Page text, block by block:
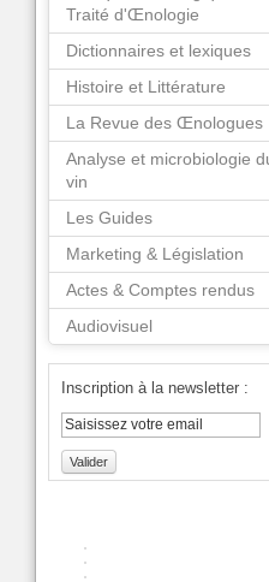
Traité d'Œnologie
Dictionnaires et lexiques
Histoire et Littérature
La Revue des Œnologues
Analyse et microbiologie
vin
Les Guides
Marketing & Législation
Actes & Comptes rendus
Audiovisuel
Inscription à la newsletter :
Valider